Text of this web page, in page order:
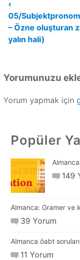
gezinmesi
‹
05/
– Özne oluşturan
yalın hali)
Yorumunuzu
Yorum yapmak için
Popüler
149
Almanca: Gramer ve
39 Yorum
Almanca öabt
11 Yorum